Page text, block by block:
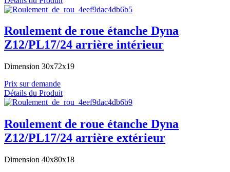
Roulement de roue étanche Dyna
Z12/PL17/24 arrière intérieur
Dimension 30x72x19
Prix sur demande
Détails du Produit
Roulement de roue étanche Dyna
Z12/PL17/24 arrière extérieur
Dimension 40x80x18